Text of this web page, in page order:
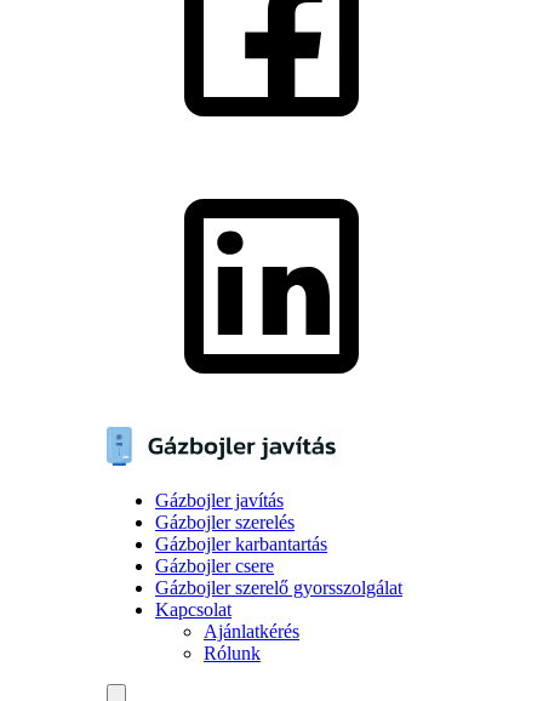
Gázbojler javítás
Gázbojler szerelés
Gázbojler karbantartás
Gázbojler csere
Gázbojler szerelő gyorsszolgálat
Kapcsolat
Ajánlatkérés
Rólunk